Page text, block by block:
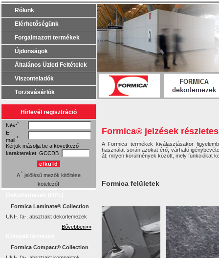
Rólunk
Elérhetőségünk
Forgalmazott termékek
Újdonságok
Általános Üzleti Feltételek
Viszonteladók
Törzsvásárlók
Hírlevél regisztráció
Név:*
E-
mail:*
Kérjük másolja be a következő
karaktereket: GCCDB
elküld
A * jelölésű mezők kitöltése
kötelező!
Formica Laminate® Collection
UNI-, fa-, absztrakt dekorlemezek
Bővebben>>
Formica Compact® Collection
Formica® jelzések
A Formica termékek kiválasztásakor
használat során azokat érő, várható
át, milyen körülmények között, mely funkciókat
Formica felületek